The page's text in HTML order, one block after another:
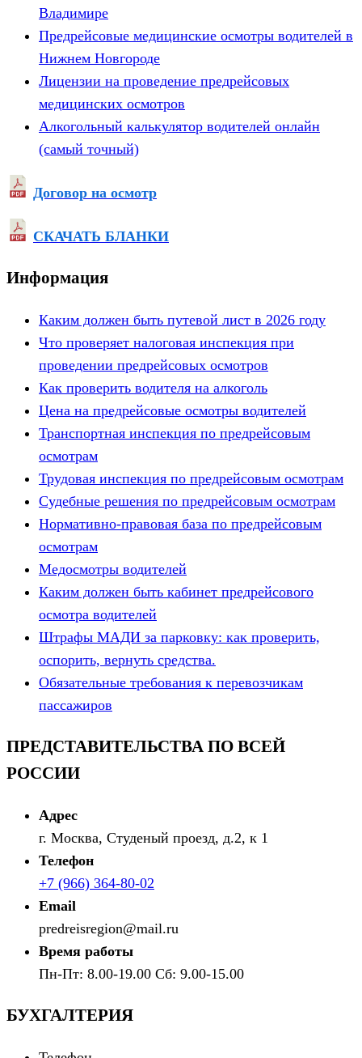
Владимире
Предрейсовые медицинские осмотры водителей в
Нижнем Новгороде
Лицензии на проведение предрейсовых
медицинских осмотров
Алкогольный калькулятор водителей онлайн
(самый точный)
Договор на осмотр
СКАЧАТЬ БЛАНКИ
Информация
Каким должен быть путевой лист в 2026 году
Что проверяет налоговая инспекция при
проведении предрейсовых осмотров
Как проверить водителя на алкоголь
Цена на предрейсовые осмотры водителей
Транспортная инспекция по предрейсовым
осмотрам
Трудовая инспекция по предрейсовым осмотрам
Судебные решения по предрейсовым осмотрам
Нормативно-правовая база по предрейсовым
осмотрам
Медосмотры водителей
Каким должен быть кабинет предрейсового
осмотра водителей
Штрафы МАДИ за парковку: как проверить,
оспорить, вернуть средства.
Обязательные требования к перевозчикам
пассажиров
ПРЕДСТАВИТЕЛЬСТВА ПО ВСЕЙ
РОССИИ
Адрес
г. Москва, Студеный проезд, д.2, к 1
Телефон
+7 (966) 364-80-02
Email
predreisregion@mail.ru
Время работы
Пн-Пт: 8.00-19.00 Сб: 9.00-15.00
БУХГАЛТЕРИЯ